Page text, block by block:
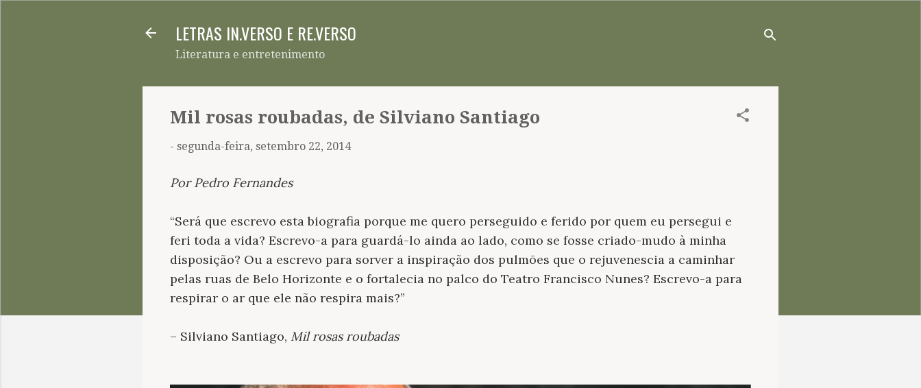
LETRAS IN.VERSO E RE.VERSO
Literatura e entretenimento
Mil rosas roubadas, de Silviano Santiago
- segunda-feira, setembro 22, 2014
Por Pedro Fernandes
“Será que escrevo esta biografia porque me quero perseguido e ferido por quem eu persegui e
feri toda a vida? Escrevo-a para guardá-lo ainda ao lado, como se fosse criado-mudo à minha
disposição? Ou a escrevo para sorver a inspiração dos pulmões que o rejuvenescia a caminhar
pelas ruas de Belo Horizonte e o fortalecia no palco do Teatro Francisco Nunes? Escrevo-a para
respirar o ar que ele não respira mais?”
– Silviano Santiago, Mil rosas roubadas